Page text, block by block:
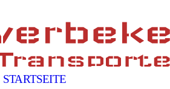
STARTSEITE